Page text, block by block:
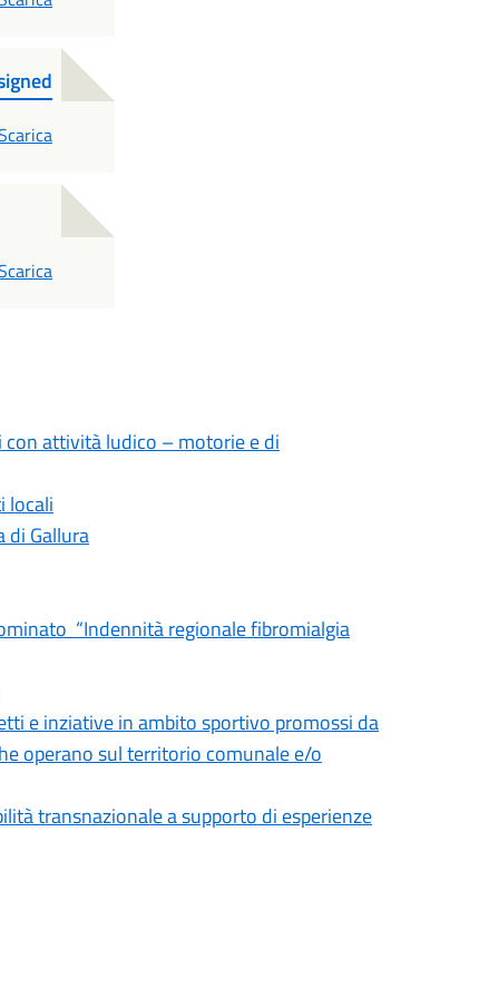
attività ludico – motorie e di
locali
di Gallura
“Indennità regionale fibromialgia
e inziative in ambito sportivo promossi da
operano sul territorio comunale e/o
transnazionale a supporto di esperienze